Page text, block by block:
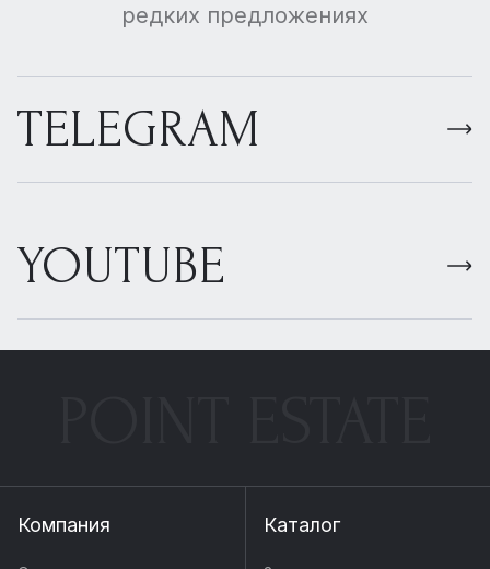
редких предложениях
TELEGRAM
YOUTUBE
Компания Каталог